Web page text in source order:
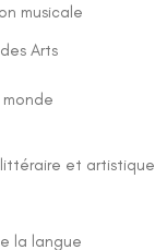
musicale
Arts
monde
et artistique
la langue